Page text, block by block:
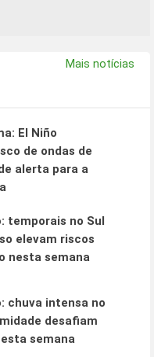
Mais notícias
El Niño
de ondas de
alerta para a
temporais no Sul
elevam riscos
nesta semana
chuva intensa no
desafiam
semana